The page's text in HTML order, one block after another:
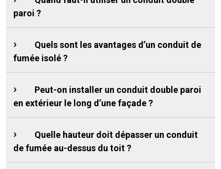
paroi ?
Quels sont les avantages d’un conduit de
fumée isolé ?
Peut-on installer un conduit double paroi
en extérieur le long d’une façade ?
Quelle hauteur doit dépasser un conduit
de fumée au-dessus du toit ?